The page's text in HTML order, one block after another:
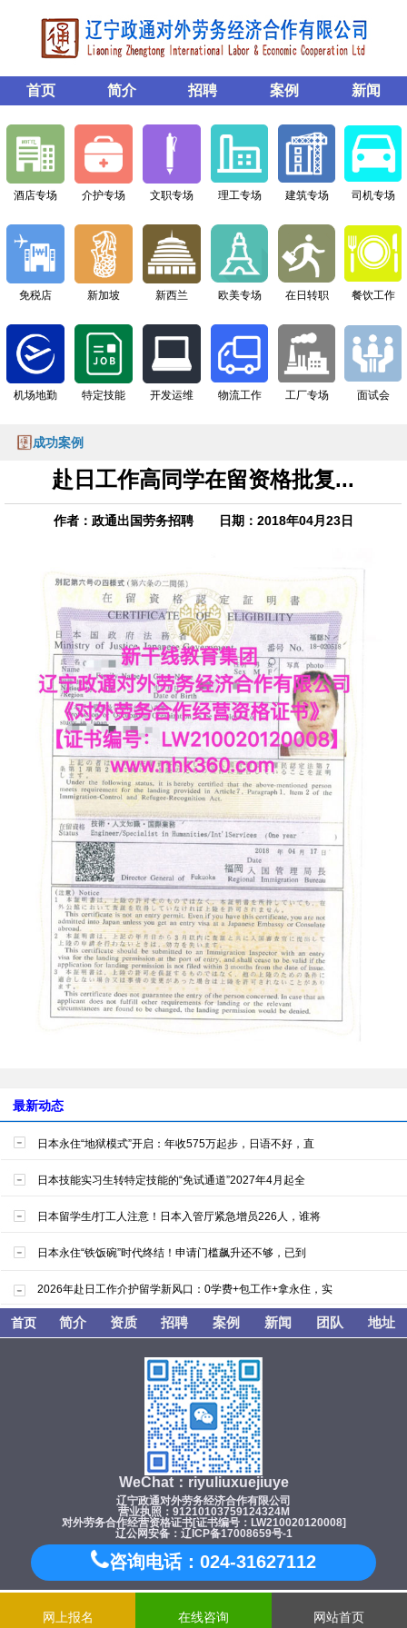
首页 简介 招聘 案例 新闻
酒店专场 介护专场 文职专场 理工专场 建筑专场 司机专场
免税店 新加坡 新西兰 欧美专场 在日转职 餐饮工作
机场地勤 特定技能 开发运维 物流工作 工厂专场 面试会
成功案例
赴日工作高同学在留资格批复...
作者：政通出国劳务招聘 日期：2018年04月23日
最新动态
日本永住“地狱模式”开启：年收575万起步，日语不好，直
日本技能实习生转特定技能的“免试通道”2027年4月起全
日本留学生/打工人注意！日本入管厅紧急增员226人，谁将
日本永住“铁饭碗”时代终结！申请门槛飙升还不够，已到
2026年赴日工作介护留学新风口：0学费+包工作+拿永住，实
首页 简介 资质 招聘 案例 新闻 团队 地址
WeChat：riyuliuxuejiuye
辽宁政通对外劳务经济合作有限公司
营业执照：91210103759124324M
对外劳务合作经营资格证书[证书编号：LW210020120008]
辽公网安备：辽ICP备17008659号-1
咨询电话：024-31627112
网上报名 在线咨询 网站首页